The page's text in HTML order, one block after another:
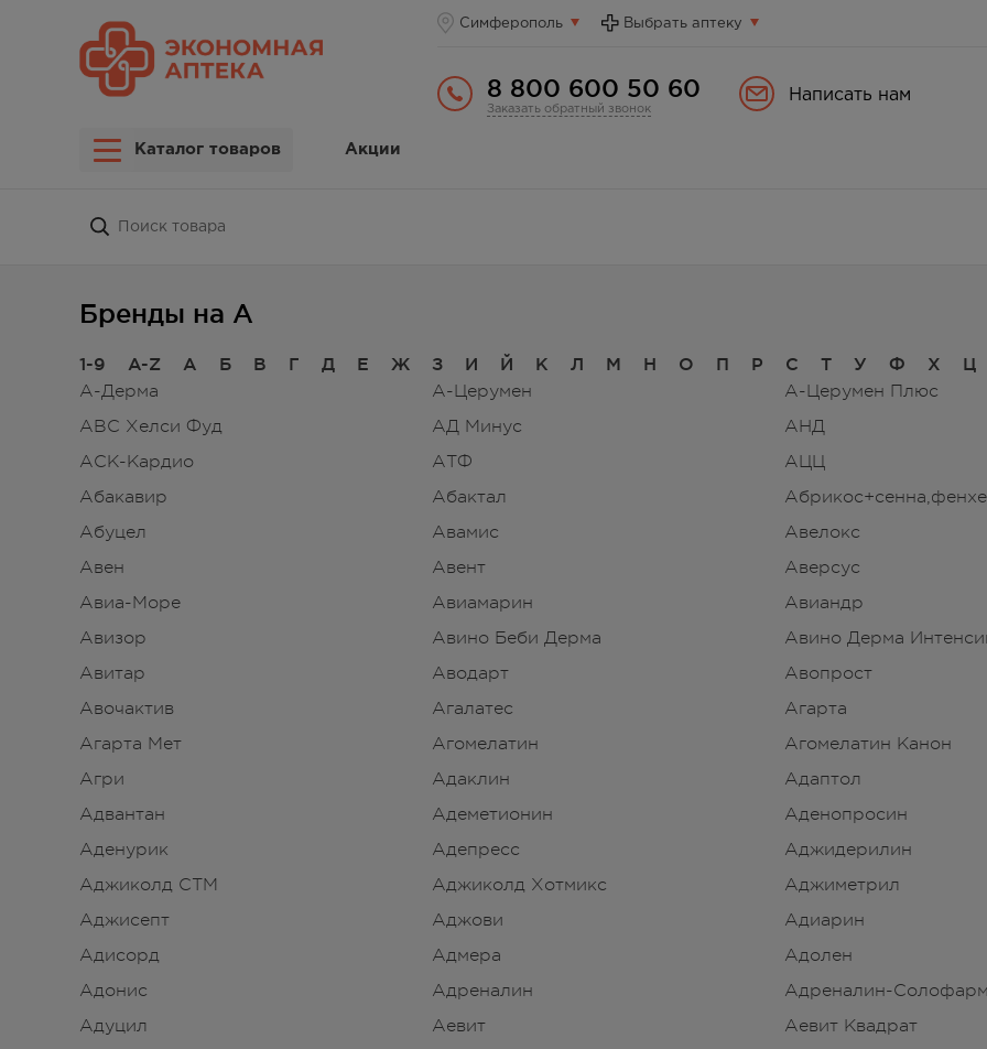
Симферополь Выбрать аптеку
8 800 600 50 60
Заказать обратный звонок
Написать нам
Каталог товаров Акции
Бренды на А
1-9 A-Z А Б В Г Д Е Ж З И Й К Л М Н О П Р С Т У Ф Х
Ц
А-Дерма
А-Церумен
А-Церумен Плюс
АВС Хелси Фуд
АД Минус
АНД
АСК-Кардио
АТФ
АЦЦ
Абакавир
Абактал
Абуцел
Авамис
Авелокс
Авен
Авент
Аверсус
Авиа-Море
Авиамарин
Авиандр
Авизор
Авино Беби Дерма
Авино Дерма
Авитар
Аводарт
Авопрост
Авочактив
Агалатес
Агарта
Агарта Мет
Агомелатин
Агомелатин Канон
Агри
Адаклин
Адаптол
Адвантан
Адеметионин
Аденопросин
Аденурик
Адепресс
Аджидерилин
Аджиколд СТМ
Аджиколд Хотмикс
Аджиметрил
Аджисепт
Аджови
Адиарин
Адисорд
Адмера
Адолен
Адонис
Адреналин
Адреналин-
Адуцил
Аевит
Аевит Квадрат